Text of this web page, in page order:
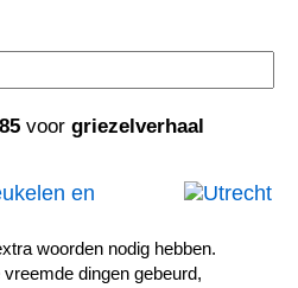
85 voorgriezelverhaal
en
woorden nodig hebben.
dingen gebeurd,